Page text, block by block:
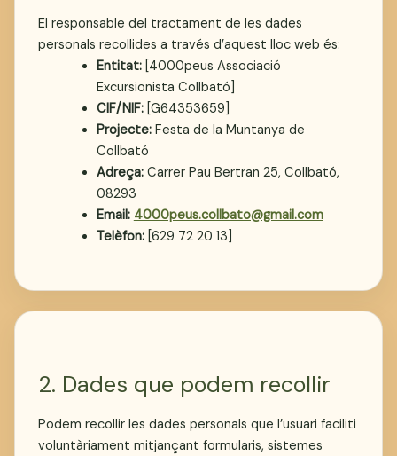
El responsable del tractament de les dades
personals recollides a través d’aquest lloc web és:
Entitat:[4000peus Associació
Excursionista Collbató]
CIF/NIF:[G64353659]
Projecte:Festa de la Muntanya de
Collbató
Adreça:Carrer Pau Bertran 25, Collbató,
08293
Email: 4000peus.collbato@gmail.com
Telèfon:[629 72 20 13]
2. Dades que podem recollir
Podem recollir les dades personals que l’usuari faciliti
voluntàriament mitjançant formularis, sistemes